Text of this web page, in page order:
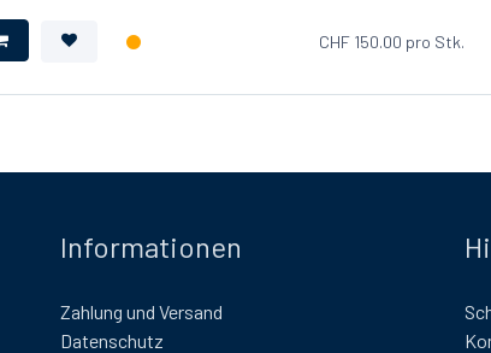
CHF 150.00 pro Stk.
Informationen
Zahlung und Versand
Datenschutz